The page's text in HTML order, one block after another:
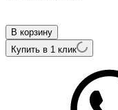
В корзину
Купить в 1 клик